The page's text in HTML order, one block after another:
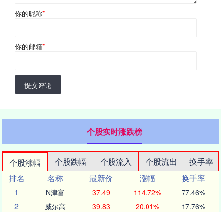
你的昵称*
你的邮箱*
提交评论
个股实时涨跌榜
个股涨幅 个股跌幅 个股流入 个股流出
换手率
排名
名称 最新价 涨幅
换手率
1
N津富 37.49 114.72% 77.46%
2 威尔高 39.83 20.01% 17.76%